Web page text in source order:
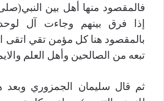
فالمقصود منها أهل بين
إذا فرق بينهم وجاءت آل
بالمقصود هنا كل مؤمن تقي اتقى
تبعه من الصالحين وأهل العلم
ثم قال سليمان الجمزوري وبعد